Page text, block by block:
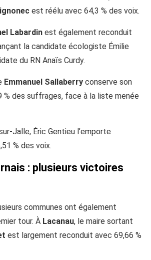
est réélu avec 64,3 % des voix.
Labardin est également reconduit
la candidate écologiste Émilie
du RN Anaïs Curdy.
Emmanuel Sallaberry conserve son
% des suffrages, face à la liste menée
Jalle, Éric Gentieu l’emporte
% des voix.
: plusieurs victoires
communes ont également
tour. À Lacanau, le maire sortant
est largement reconduit avec 69,66 %